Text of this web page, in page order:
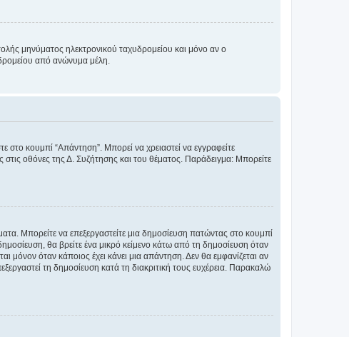
μηνύματος ηλεκτρονικού ταχυδρομείου και μόνο αν ο
από ανώνυμα μέλη.
στο κουμπί “Απάντηση”. Μπορεί να χρειαστεί να εγγραφείτε
οθόνες της Δ. Συζήτησης και του θέματος. Παράδειγμα: Μπορείτε
Μπορείτε να επεξεργαστείτε μια δημοσίευση πατώντας στο κουμπί
θα βρείτε ένα μικρό κείμενο κάτω από τη δημοσίευση όταν
μόνον όταν κάποιος έχει κάνει μια απάντηση. Δεν θα εμφανίζεται αν
τη δημοσίευση κατά τη διακριτική τους ευχέρεια. Παρακαλώ